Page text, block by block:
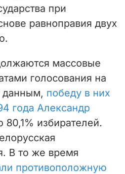
при
равноправия двух
массовые
голосования на
данным, победу в них
года Александр
80,1% избирателей.
В то же время
противоположную